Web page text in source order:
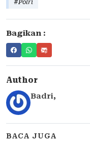
#Polri
Bagikan :
Author
Badri,
BACA JUGA